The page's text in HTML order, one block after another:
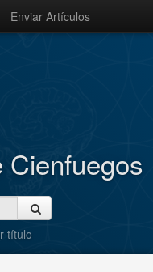
Enviar Artículos
título